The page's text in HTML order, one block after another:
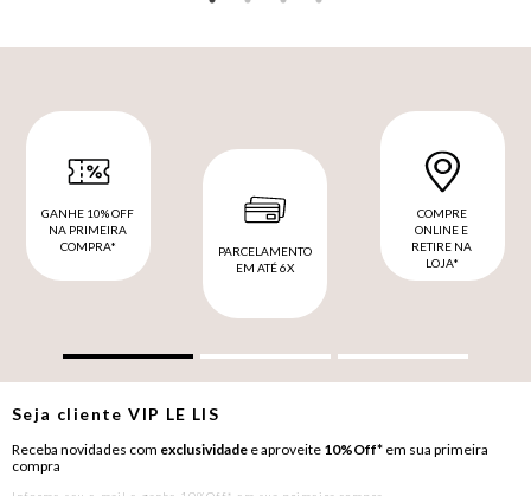
GANHE 10% OFF
NA PRIMEIRA
COMPRA*
PARCELAMENTO
EM ATÉ 6X
COMPRE
ONLINE E
RETIRE NA
LOJA*
Seja clienteVIP LE LIS
Receba novidades com exclusividade e aproveite 10%Off* em sua primeira
compra